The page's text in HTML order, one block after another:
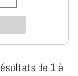
de 1 à